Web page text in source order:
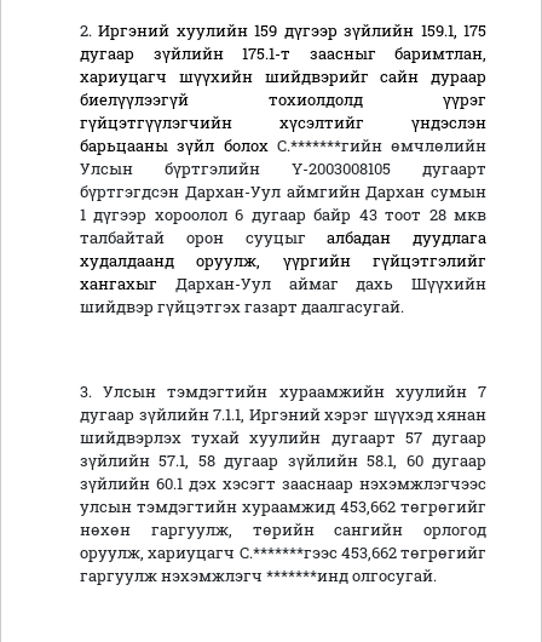
2.Иргэний хуулийн159 дүгээр зүйлийн 159.1, 175
дугаар зүйлийн 175.1-т
заасныг баримтлан,
хариуцагч шүүхийн шийдвэрийг сайн дураар
биелүүлээгүй тохиолдолд үүрэг
гүйцэтгүүлэгчийн хүсэлтийг үндэслэн
барьцааны зүйл болох С.*******гийн өмчлөлийн
Улсын бүртгэлийн Ү-2003008105 дугаарт
бүртгэгдсэн Дархан-Уул аймгийн Дархан сумын
1 дүгээр хороолол 6 дугаар байр 43 тоот 28 мкв
талбайтай орон сууцыгалбадан дуудлага
худалдаанд оруулж, үүргийн гүйцэтгэлийг
хангахыг Дархан-Уул аймаг дахь Шүүхийн
шийдвэр гүйцэтгэх газарт даалгасугай.
3. Улсын тэмдэгтийн хураамжийн хуулийн 7
дугаар зүйлийн 7.1.1, Иргэний хэрэг шүүхэд хянан
шийдвэрлэх тухай хуулийн дугаарт 57 дугаар
зүйлийн 57.1, 58 дугаар зүйлийн 58.1, 60 дугаар
зүйлийн 60.1 дэх хэсэгт зааснаар нэхэмжлэгчээс
улсын тэмдэгтийн хураамжид 453,662 төгрөгийг
нөхөн гаргуулж, төрийн сангийн орлогод
оруулж, хариуцагч С.*******гээс 453,662төгрөгийг
гаргуулж нэхэмжлэгч *******инд олгосугай.